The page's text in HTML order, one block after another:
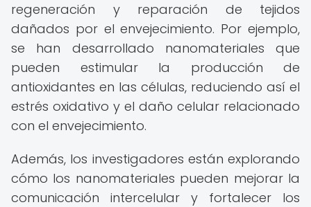
regeneración y reparación de tejidos
dañados por el envejecimiento. Por ejemplo,
se han desarrollado nanomateriales que
pueden estimular la producción de
antioxidantes en las células, reduciendo así el
estrés oxidativo y el daño celular relacionado
con el envejecimiento.
Además, los investigadores están explorando
cómo los nanomateriales pueden mejorar la
comunicación intercelular y fortalecer los